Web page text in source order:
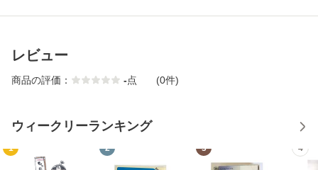
レビュー
商品の評価： -点 (0件)
ウィークリーランキング
1 2 3 4